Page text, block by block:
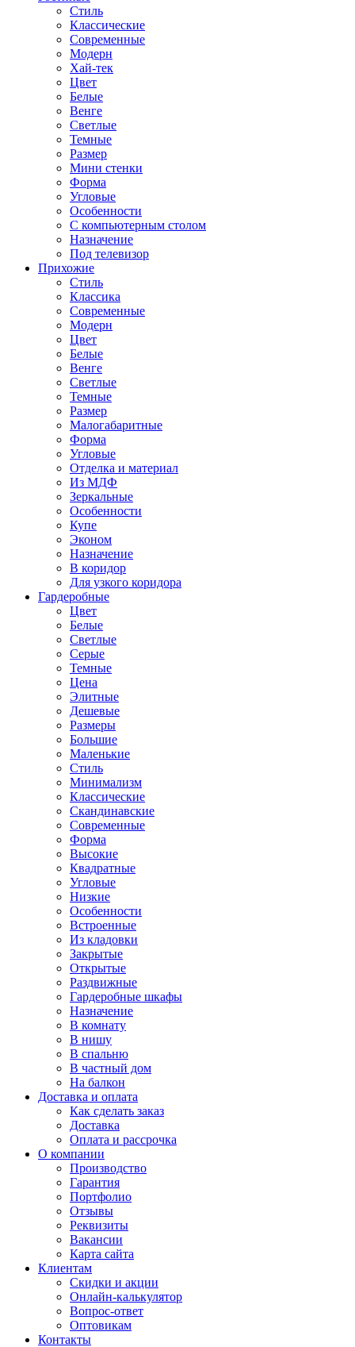
Стиль
Классические
Современные
Модерн
Хай-тек
Цвет
Белые
Венге
Светлые
Темные
Размер
Мини стенки
Форма
Угловые
Особенности
С компьютерным столом
Назначение
Под телевизор
Прихожие
Стиль
Классика
Современные
Модерн
Цвет
Белые
Венге
Светлые
Темные
Размер
Малогабаритные
Форма
Угловые
Отделка и материал
Из МДФ
Зеркальные
Особенности
Купе
Эконом
Назначение
В коридор
Для узкого коридора
Гардеробные
Цвет
Белые
Светлые
Серые
Темные
Цена
Элитные
Дешевые
Размеры
Большие
Маленькие
Стиль
Минимализм
Классические
Скандинавские
Современные
Форма
Высокие
Квадратные
Угловые
Низкие
Особенности
Встроенные
Из кладовки
Закрытые
Открытые
Раздвижные
Гардеробные шкафы
Назначение
В комнату
В нишу
В спальню
В частный дом
На балкон
Доставка и оплата
Как сделать заказ
Доставка
Оплата и рассрочка
О компании
Производство
Гарантия
Портфолио
Отзывы
Реквизиты
Вакансии
Карта сайта
Клиентам
Скидки и акции
Онлайн-калькулятор
Вопрос-ответ
Оптовикам
Контакты